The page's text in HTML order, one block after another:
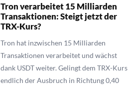
Tron verarbeitet 15 Milliarden
Transaktionen: Steigt jetzt der
TRX-Kurs?
Tron hat inzwischen 15 Milliarden
Transaktionen verarbeitet und wächst
dank USDT weiter. Gelingt dem TRX-Kurs
endlich der Ausbruch in Richtung 0,40